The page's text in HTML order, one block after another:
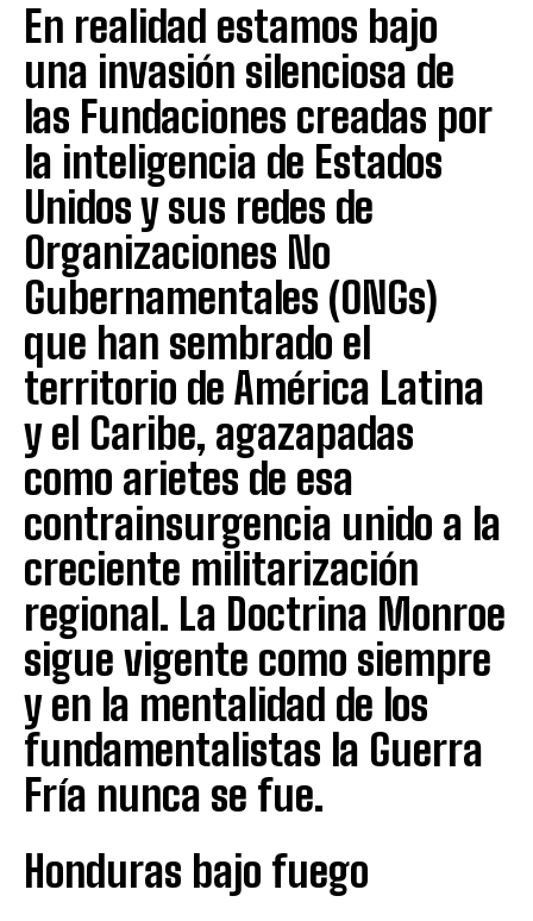
En realidad estamos bajo
una invasión silenciosa de
las Fundaciones creadas por
la inteligencia de Estados
Unidos y sus redes de
Organizaciones No
Gubernamentales (ONGs)
que han sembrado el
territorio de América Latina
y el Caribe, agazapadas
como arietes de esa
contrainsurgencia unido a la
creciente militarización
regional. La Doctrina Monroe
sigue vigente como siempre
y en la mentalidad de los
fundamentalistas la Guerra
Fría nunca se fue.
Honduras bajo fuego